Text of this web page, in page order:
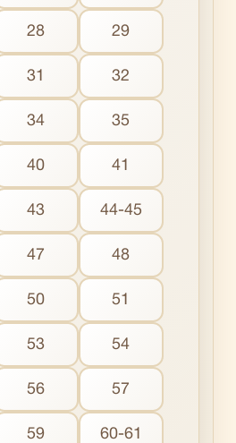
28 29
31 32
34 35
40 41
43 44-45
47 48
50 51
53 54
56 57
59 60-61